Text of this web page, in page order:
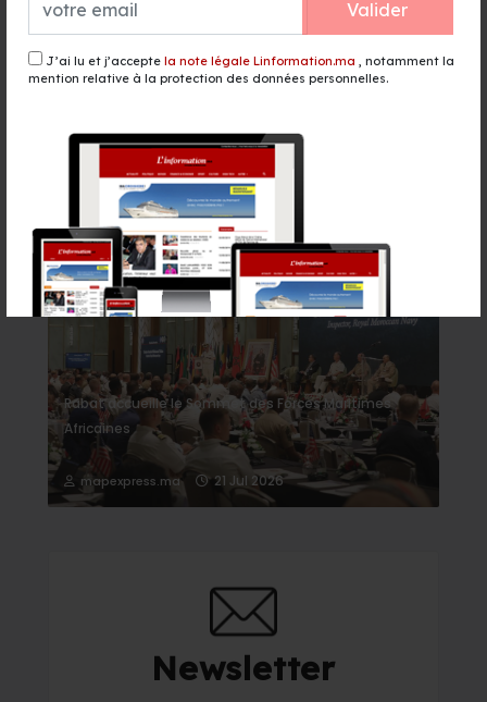
Valider
J’ai lu et j’accepte la note légale Linformation.ma , notamment la
mention relative à la protection des données personnelles.
Boulemane : ouverture de la 2e
édition du Festival du safran et
des Plantes Aromatiques et
Événement
Rabat accueille le Sommet des Forces Maritimes
Africaines
mapexpress.ma 21 Jul 2026
Newsletter